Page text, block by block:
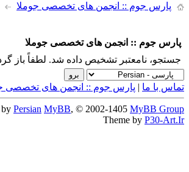
پارس جوم :: انجمن های تخصصی جوملا
پارس جوم :: انجمن های تخصصی جوملا
جستجو، نامعتبر تشخیص داده شد. لطفاً باز
تماس با ما | پارس جوم :: انجمن های تخصصی
by Persian MyBB, © 2002-1405 MyBB Group
Theme by P30-Art.Ir